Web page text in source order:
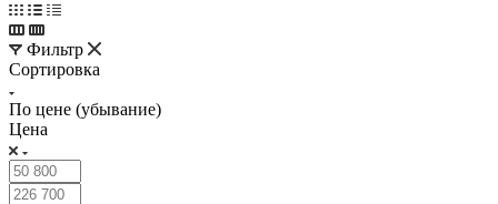
Фильтр
Сортировка
По цене (убывание)
Цена